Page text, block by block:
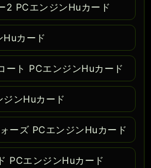
2 PCエンジンHuカード
Huカード
ート PCエンジンHuカード
ジンHuカード
ーズ PCエンジンHuカード
PCエンジンHuカード